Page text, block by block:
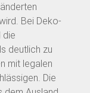
Bei Deko-
die
deutlich zu
mit legalen
Die